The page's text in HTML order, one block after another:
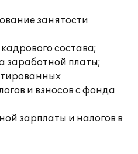
занятости
состава;
заработной платы;
и взносов с фонда
зарплаты и налогов в